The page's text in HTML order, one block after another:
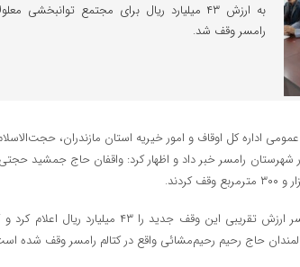
به ارزش ۴۳ میلیارد ریال برای مجتمع توانبخشی
رامسر وقف شد.
اداره کل اوقاف و امور خیریه استان مازندران،
رامسر خبر داد و اظهار کرد: واقفان حاج جمشید
رئیس اداره اوقاف و امور خیریه رامسر ارزش تقریبی این وقف
حاج رحیم رحیم‌مشائی واقع در کتالم رامسر وقف شده